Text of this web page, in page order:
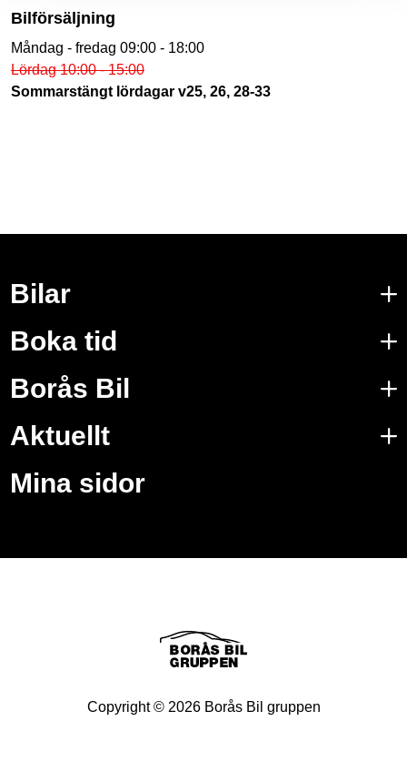
Bilförsäljning
Måndag - fredag 09:00 - 18:00
Lördag 10:00 - 15:00
Sommarstängt lördagar v25, 26, 28-33
Bilar
Boka tid
Borås Bil
Aktuellt
Mina sidor
Copyright © 2026 Borås Bil gruppen